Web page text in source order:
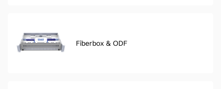
Fiberbox & ODF